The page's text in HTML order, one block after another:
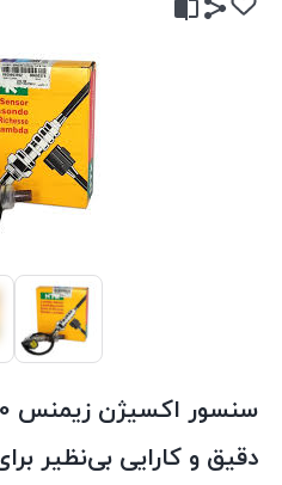
دقیق و کارایی بی‌نظیر